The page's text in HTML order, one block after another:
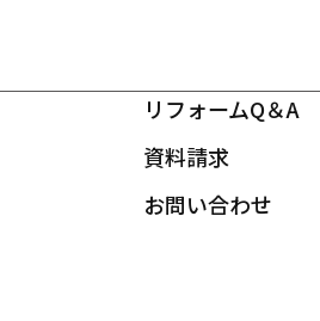
リフォームQ＆A
資料請求
お問い合わせ